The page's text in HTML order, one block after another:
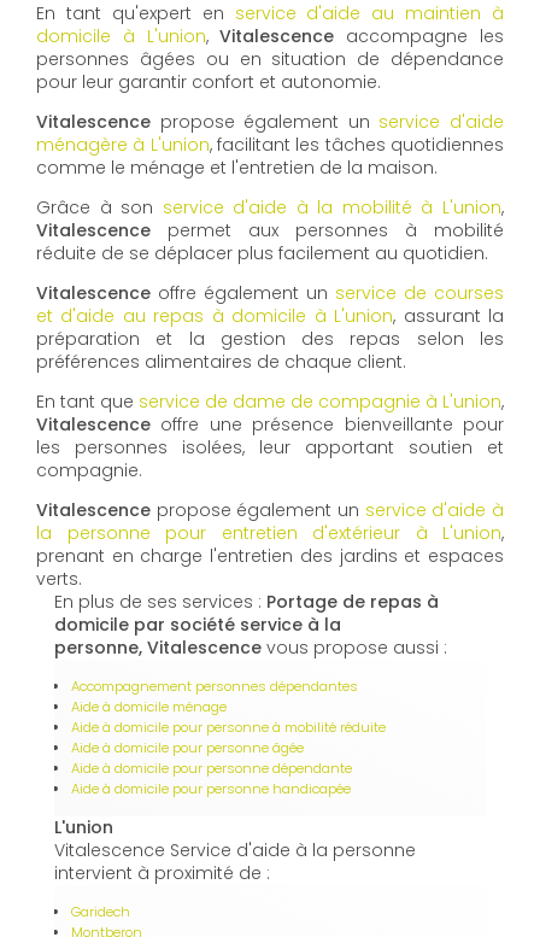
En tant qu'expert en service d'aide au maintien à
domicile à L'union,Vitalescence accompagne les
personnes âgées ou en situation de dépendance
pour leur garantir confort et autonomie.
Vitalescence propose également un service d'aide
ménagère à L'union, facilitant les tâches quotidiennes
comme le ménage et l'entretien de la maison.
Grâce à son service d'aide à la mobilité à L'union,
Vitalescence permet aux personnes à mobilité
réduite de se déplacer plus facilement au quotidien.
Vitalescence offre également un service de courses
et d'aide au repas à domicile à L'union, assurant la
préparation et la gestion des repas selon les
préférences alimentaires de chaque client.
En tant que service de dame de compagnie à L'union,
Vitalescence offre une présence bienveillante pour
les personnes isolées, leur apportant soutien et
compagnie.
Vitalescence propose également un service d'aide à
la personne pour entretien d'extérieur à L'union,
prenant en charge l'entretien des jardins et espaces
verts.
En plus de ses services : Portage de repas à
domicile par société service à la
personne, Vitalescence vous propose aussi :
Accompagnement personnes dépendantes
Aide à domicile ménage
Aide à domicile pour personne à mobilité réduite
Aide à domicile pour personne âgée
Aide à domicile pour personne dépendante
Aide à domicile pour personne handicapée
L'union
Vitalescence Service d'aide à la personne
intervient à proximité de :
Garidech
Montberon